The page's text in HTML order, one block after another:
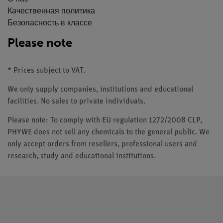
Качественная политика
Безопасность в классе
Please note
* Prices subject to VAT.
We only supply companies, institutions and educational
facilities. No sales to private individuals.
Please note: To comply with EU regulation 1272/2008 CLP,
PHYWE does not sell any chemicals to the general public. We
only accept orders from resellers, professional users and
research, study and educational institutions.